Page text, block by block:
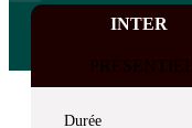
INTER
Durée